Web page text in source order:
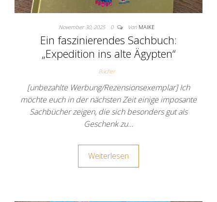
November 30, 2025 0 Von MAIKE
Ein faszinierendes Sachbuch:
„Expedition ins alte Ägypten“
Bücher
[unbezahlte Werbung/Rezensionsexemplar] Ich
möchte euch in der nächsten Zeit einige imposante
Sachbücher zeigen, die sich besonders gut als
Geschenk zu…
Weiterlesen